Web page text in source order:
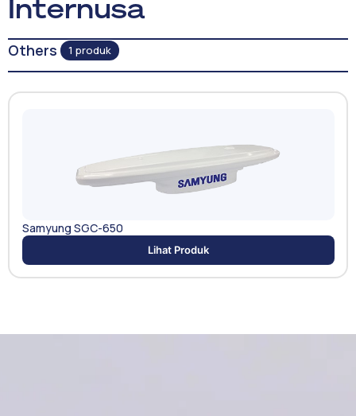
Internusa
Others 1 produk
Samyung SGC-650
Lihat Produk